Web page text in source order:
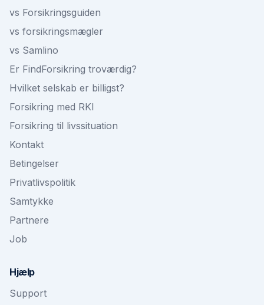
vs Forsikringsguiden
vs forsikringsmægler
vs Samlino
Er FindForsikring troværdig?
Hvilket selskab er billigst?
Forsikring med RKI
Forsikring til livssituation
Kontakt
Betingelser
Privatlivspolitik
Samtykke
Partnere
Job
Hjælp
Support